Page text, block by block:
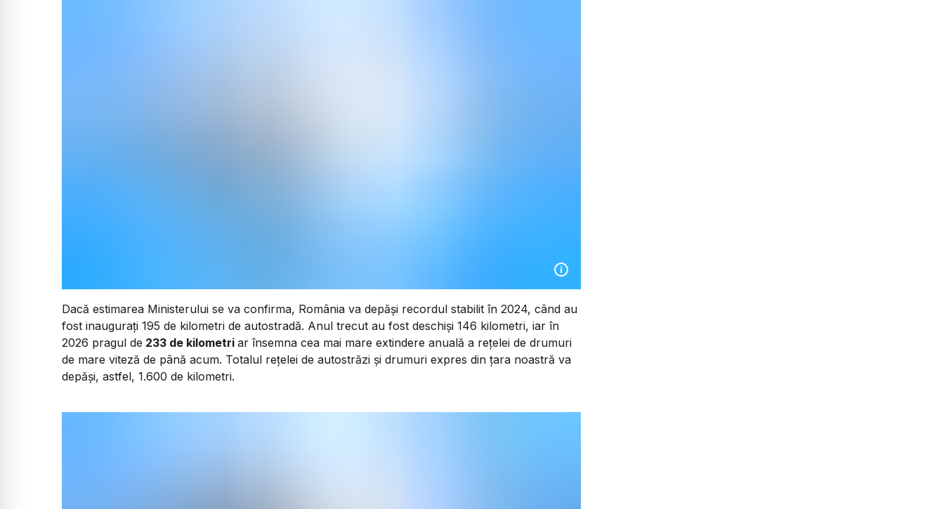
Dacă estimarea Ministerului se va confirma, România va depăși recordul stabilit în 2024, când au
fost inaugurați 195 de kilometri de autostradă. Anul trecut au fost deschiși 146 kilometri, iar în
2026 pragul de 233 de kilometri ar însemna cea mai mare extindere anuală a rețelei de drumuri
de mare viteză de până acum. Totalul rețelei de autostrăzi și drumuri expres din țara noastră va
depăși, astfel, 1.600 de kilometri.